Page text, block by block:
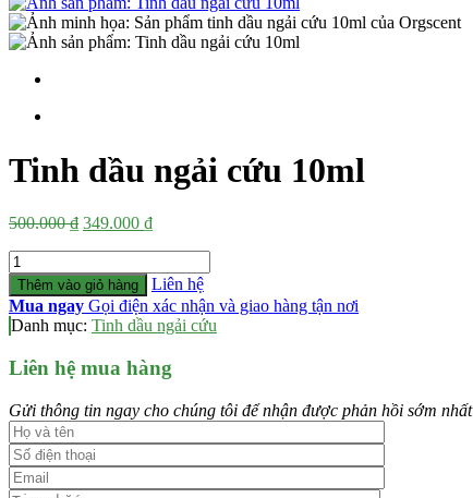
Tinh dầu ngải cứu 10ml
500.000₫ Giá
500.000 ₫.
349.000 ₫Giá
là:
349.000 ₫.
Số
lượng
Thêm vào giỏ hàng
Liên hệ
Mua ngay Gọi điện xác nhận và giao hàng tận nơi
Danh mục: Tinh dầu ngải cứu
Liên hệ mua hàng
Gửi thông tin ngay cho chúng tôi để nhận được phản hồi sớm nhất